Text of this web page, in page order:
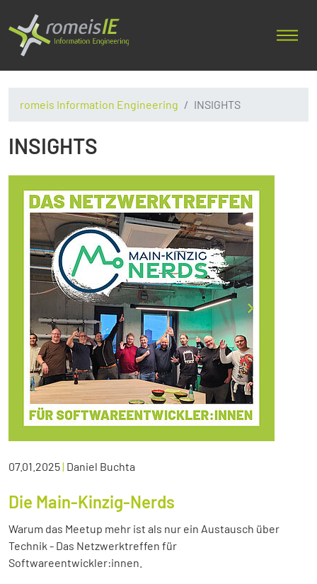
romeis Information Engineering INSIGHTS
INSIGHTS
07.01.2025| Daniel Buchta
Die Main-Kinzig-Nerds
Warum das Meetup mehr ist als nur ein Austausch über
Technik - Das Netzwerktreffen für
Softwareentwickler:innen.